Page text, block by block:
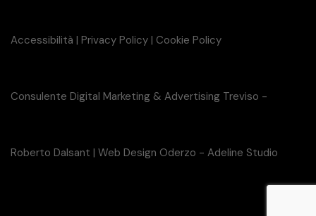
Accessibilità | Privacy Policy | Cookie Policy
Consulente Digital Marketing & Advertising Treviso -
Roberto Dalsant | Web Design Oderzo - Adeline Studio